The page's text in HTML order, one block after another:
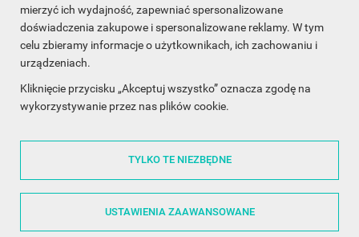
mierzyć ich wydajność, zapewniać spersonalizowane
doświadczenia zakupowe i spersonalizowane reklamy. W tym
celu zbieramy informacje o użytkownikach, ich zachowaniu i
urządzeniach.
Kliknięcie przycisku „Akceptuj wszystko” oznacza zgodę na
wykorzystywanie przez nas plików cookie.
TYLKO TE NIEZBĘDNE
USTAWIENIA ZAAWANSOWANE
INFORMACJE
OBSŁUGA KLIENTA
WSPÓŁPRACA
ŚLEDŹ NAS NA FACEBOOKU
Made with❤in Poland